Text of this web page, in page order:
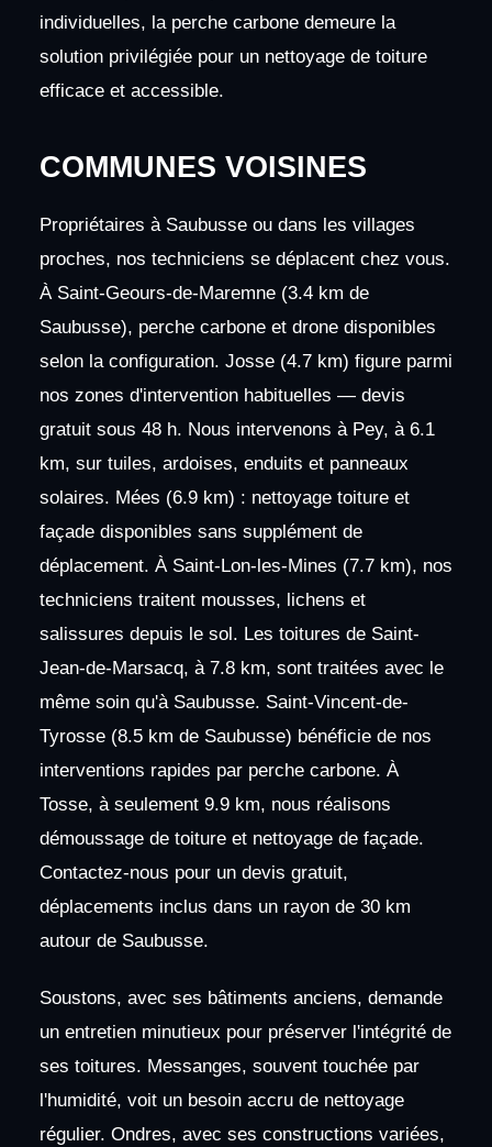
individuelles, la perche carbone demeure la
solution privilégiée pour un nettoyage de toiture
efficace et accessible.
COMMUNES VOISINES
Propriétaires à Saubusse ou dans les villages
proches, nos techniciens se déplacent chez vous.
À Saint-Geours-de-Maremne (3.4 km de
Saubusse), perche carbone et drone disponibles
selon la configuration. Josse (4.7 km) figure parmi
nos zones d'intervention habituelles — devis
gratuit sous 48 h. Nous intervenons à Pey, à 6.1
km, sur tuiles, ardoises, enduits et panneaux
solaires. Mées (6.9 km) : nettoyage toiture et
façade disponibles sans supplément de
déplacement. À Saint-Lon-les-Mines (7.7 km), nos
techniciens traitent mousses, lichens et
salissures depuis le sol. Les toitures de Saint-
Jean-de-Marsacq, à 7.8 km, sont traitées avec le
même soin qu'à Saubusse. Saint-Vincent-de-
Tyrosse (8.5 km de Saubusse) bénéficie de nos
interventions rapides par perche carbone. À
Tosse, à seulement 9.9 km, nous réalisons
démoussage de toiture et nettoyage de façade.
Contactez-nous pour un devis gratuit,
déplacements inclus dans un rayon de 30 km
autour de Saubusse.
Soustons, avec ses bâtiments anciens, demande
un entretien minutieux pour préserver l'intégrité de
ses toitures. Messanges, souvent touchée par
l'humidité, voit un besoin accru de nettoyage
régulier. Ondres, avec ses constructions variées,